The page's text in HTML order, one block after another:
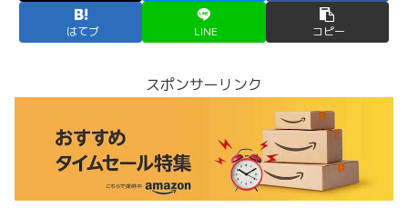
はてブ LINE コピー
スポンサーリンク